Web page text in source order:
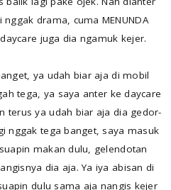
drama, cuma MENUNDA
juga dia ngamuk kejer.
ya udah biar aja di mobil
tega, ya saya anter ke daycare
terus ya udah biar aja dia gedor-
nggak tega banget, saya masuk
makan dulu, gelendotan
dia aja. Ya iya abisan di
dulu sama aja nangis kejer